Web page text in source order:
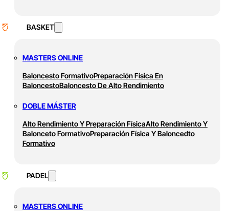
BASKET
MASTERS ONLINE
Baloncesto FormativoPreparación Física En
BaloncestoBaloncesto De Alto Rendimiento
DOBLE MÁSTER
Alto Rendimiento Y Preparación FísicaAlto Rendimiento Y
Balonceto FormativoPreparación Física Y Baloncedto
Formativo
PADEL
MASTERS ONLINE